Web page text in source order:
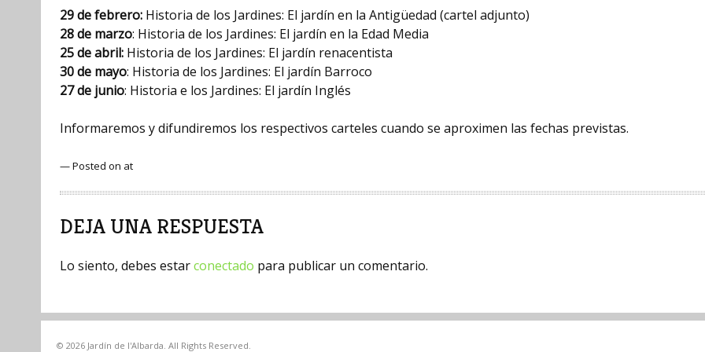
29 de febrero: Historia de los Jardines: El jardín en la Antigüedad (cartel adjunto)
28 de marzo: Historia de los Jardines: El jardín en la Edad Media
25 de abril: Historia de los Jardines: El jardín renacentista
30 de mayo: Historia de los Jardines: El jardín Barroco
27 de junio: Historia e los Jardines: El jardín Inglés
Informaremos y difundiremos los respectivos carteles cuando se aproximen las fechas previstas.
— Posted on at
DEJA UNA RESPUESTA
Lo siento, debes estarconectado para publicar un comentario.
© 2026Jardín de l'Albarda. All Rights Reserved.